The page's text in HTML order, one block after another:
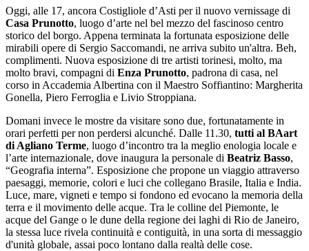
Oggi, alle 17, ancora Costigliole d’Asti per il nuovo vernissage di
Casa Prunotto, luogo d’arte nel bel mezzo del fascinoso centro
storico del borgo. Appena terminata la fortunata esposizione delle
mirabili opere di Sergio Saccomandi, ne arriva subito un'altra. Beh,
complimenti. Nuova esposizione di tre artisti torinesi, molto, ma
molto bravi, compagni di Enza Prunotto, padrona di casa, nel
corso in Accademia Albertina con il Maestro Soffiantino: Margherita
Gonella, Piero Ferroglia e Livio Stroppiana.
Domani invece le mostre da visitare sono due, fortunatamente in
orari perfetti per non perdersi alcunché. Dalle 11.30, tutti al BAart
di Agliano Terme, luogo d’incontro tra la meglio enologia locale e
l’arte internazionale, dove inaugura la personale di Beatriz Basso,
“Geografia interna”. Esposizione che propone un viaggio attraverso
paesaggi, memorie, colori e luci che collegano Brasile, Italia e India.
Luce, mare, vigneti e tempo si fondono ed evocano la memoria della
terra e il movimento delle acque. Tra le colline del Piemonte, le
acque del Gange o le dune della regione dei laghi di Rio de Janeiro,
la stessa luce rivela continuità e contiguità, in una sorta di messaggio
d'unità globale, assai poco lontano dalla realtà delle cose.